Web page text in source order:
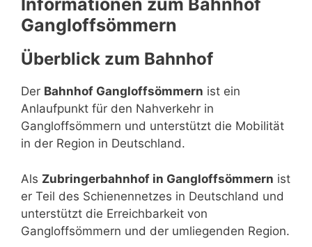
Informationen zum Bahnhof
Gangloffsömmern
Überblick zum Bahnhof
Der Bahnhof Gangloffsömmern ist ein
Anlaufpunkt für den Nahverkehr in
Gangloffsömmern und unterstützt die Mobilität
in der Region in Deutschland.
Als Zubringerbahnhof in Gangloffsömmern ist
er Teil des Schienennetzes in Deutschland und
unterstützt die Erreichbarkeit von
Gangloffsömmern und der umliegenden Region.